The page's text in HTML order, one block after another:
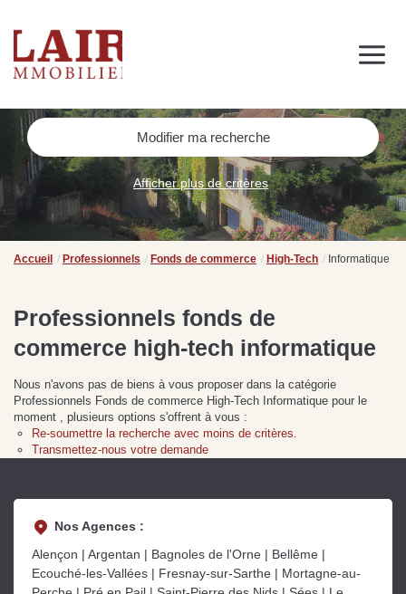
Immobilier
Nous découvrir
Nos services
Contact
Nos actualités
SUIVEZ-NOUS SUR LES RÉSEAUX SOCIAUX
NOS CONSEILS IMMO
pour vous accompagner dans vos projets
Procéder à des travaux
d’isolation à Fresnay-sur-
Sarthe pour booster sa
vente
Lire la suite
estimation immobilière à
Bagnoles-de-l’Orne :
quelles sont les
conséquences ?
Gratuit
Modifier ma recherche
Afficher plus de critères
Accueil Professionnels Fonds de commerce High-Tech Informatique
Professionnels fonds de
commerce high-tech informatique
Nous n'avons pas de biens à vous proposer dans la catégorie
Professionnels Fonds de commerce High-Tech Informatique pour le
moment , plusieurs options s'offrent à vous :
Re-soumettre la recherche avec moins de critères.
Transmettez-nous votre demande
Nos Agences :
Alençon | Argentan | Bagnoles de l'Orne | Bellême |
Ecouché-les-Vallées | Fresnay-sur-Sarthe | Mortagne-au-